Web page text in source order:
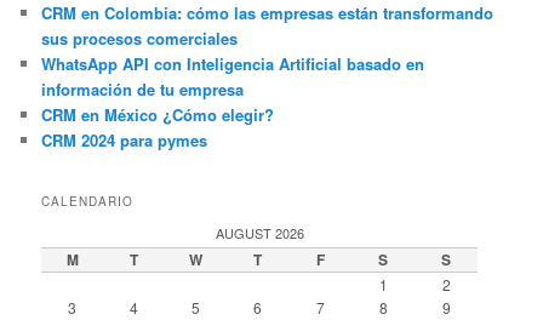
CRM en Colombia: cómo las empresas están transformando
sus procesos comerciales
WhatsApp API con Inteligencia Artificial basado en
información de tu empresa
CRM en México ¿Cómo elegir?
CRM 2024 para pymes
CALENDARIO
AUGUST 2026
M T W T F S S
1
2
3
4 5 6 7 8
9